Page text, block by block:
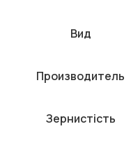
Вид
Производитель
Зернистість